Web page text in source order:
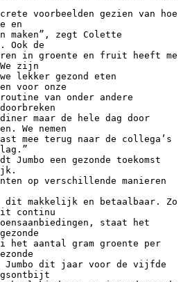
voorbeelden gezien van hoe
en
maken”, zegt Colette
Ook de
in groente en fruit heeft me
zijn
lekker gezond eten
voor onze
van onder andere
maar de hele dag door
We nemen
mee terug naar de collega’s
een gezonde toekomst
op verschillende manieren
makkelijk en betaalbaar. Zo
continu
staat het
het aantal gram groente per
dit jaar voor de vijfde